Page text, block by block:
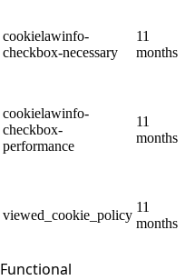
cookielawinfo-
checkbox-necessary
11
months
cookielawinfo-
checkbox-
performance
11
months
viewed_cookie_policy
11
months
Functional